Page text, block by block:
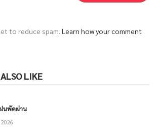
to reduce spam. Learn how your comment
LIKE
นพัดผ่าน